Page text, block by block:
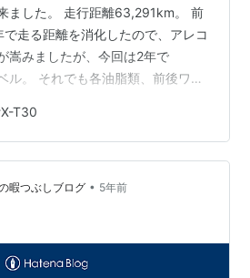
ました。 走行距離63,291km。 前
走る距離を消化したので、アレコ
嵩みましたが、今回は2年で
ル。 それでも各油脂類、前後ワイ
険等々・・・ 法定費用含め、総額
） 少しだけ安く済んだ感じ。
し込みが始まっていますから、ち
さいよ」 「いやいや、そんな余裕
支払いは2年以上先になると思い
X-T30
暇つぶしブログ • 5年前